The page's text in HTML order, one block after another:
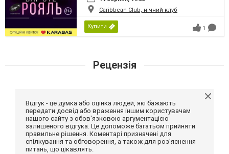
Caribbean Club, нічний клуб
Купити 1
Рецензія
Відгук - це думка або оцінка людей, які бажають
передати досвід або враження іншим користувачам
нашого сайту з обов'язковою аргументацією
залишеного відгука. Це допоможе багатьом прийняти
правильне рішення. Коментарі призначені для
спілкування та обговорення, а також для роз'яснення
питань, що цікавлять.